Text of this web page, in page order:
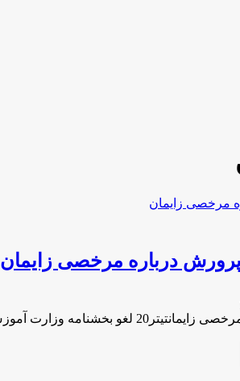
درباره مرخصی زایمان
مرخصی زایمان تیتر20لغو بخشنامه …